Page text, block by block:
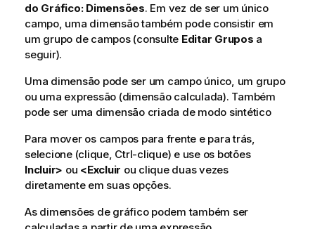
do Gráfico: Dimensões. Em vez de ser um único
campo, uma dimensão também pode consistir em
um grupo de campos (consulte Editar Grupos a
seguir).
Uma dimensão pode ser um campo único, um grupo
ou uma expressão (dimensão calculada). Também
pode ser uma dimensão criada de modo sintético
Para mover os campos para frente e para trás,
selecione (clique, Ctrl-clique) e use os botões
Incluir> ou <Excluir ou clique duas vezes
diretamente em suas opções.
As dimensões de gráfico podem também ser